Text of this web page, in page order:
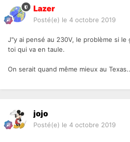
Lazer
Posté(e) le 4 octobre 2019
J"y ai pensé au 230V, le problème si
toi qui va en taule.
On serait quand même mieux au
jojo
Posté(e) le 4 octobre 2019